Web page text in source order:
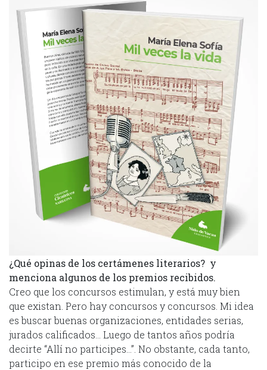
¿Qué opinas de los certámenes literarios? y
menciona algunos de los premios recibidos.
Creo que los concursos estimulan, y está muy bien
que existan. Pero hay concursos y concursos. Mi idea
es buscar buenas organizaciones, entidades serias,
jurados calificados… Luego de tantos años podría
decirte “Allí no participes…”. No obstante, cada tanto,
participo en ese premio más conocido de la